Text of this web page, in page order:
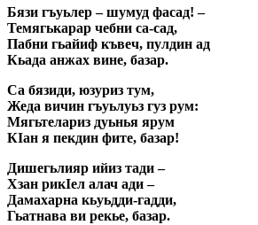
Бязи гъуьлер – шумуд фасад! –
Темягькарар чебни са-сад,
Пабни гьайиф къвеч, пулдин ад
Кьада анжах вине, базар.
Са бязиди, юзуриз тум,
Жеда вичин гъуьлуьз гуз рум:
Мягьтелариз дуьнья ярум
КIан я пекдин фите, базар!
Дишегьлияр ийиз тади –
Хзан рикIел алач ади –
Дамахарна кьуьдди-гадди,
Гьатнава ви рекье, базар.